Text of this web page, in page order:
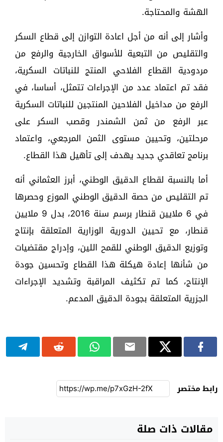
الهشة والمحتاجة.
وأشار إلى أنه من أجل اعادة التوازن إلى قطاع السكر
والتقليص من التبعية للأسواق الخارجية والرفع من
مردودية القطاع الفلاحي المنتج للنباتات السكرية،
فقد تم اعتماد عدد من الإجراءات تتمثل، أساسا، في
الرفع من مداخيل الفلاحين المنتجين للنباتات السكرية
عبر الرفع من ثمن الشمندر وقصب السكر على
مرحلتين، وتحيين مستوى الثمن المرجعي، واعتماد
برنامج تعاقدي جديد يهدف إلى تأهيل هذا القطاع.
أما بالنسبة لقطاع الدقيق الوطني، أبرز العثماني أنه
تم التقليص من حصة الدقيق الوطني الموزع وحصرها
في 6 ملايين قنطار برسم سنة 2016، بدل 9 ملايين
قنطار، مع تحيين الدورية الوزارية المتعلقة بإنتاج
وتوزيع الدقيق الوطني للقمح اللين، وإدراج مقتضيات
من شأنها إعادة هيكلة هذا القطاع وتحسين جودة
الإنتاج، كما تم تكثيف المراقبة وتشديد الإجراءات
الجزرية المتعلقة بجودة الدقيق المدعم.
رابط مختصر
مقالات ذات صلة